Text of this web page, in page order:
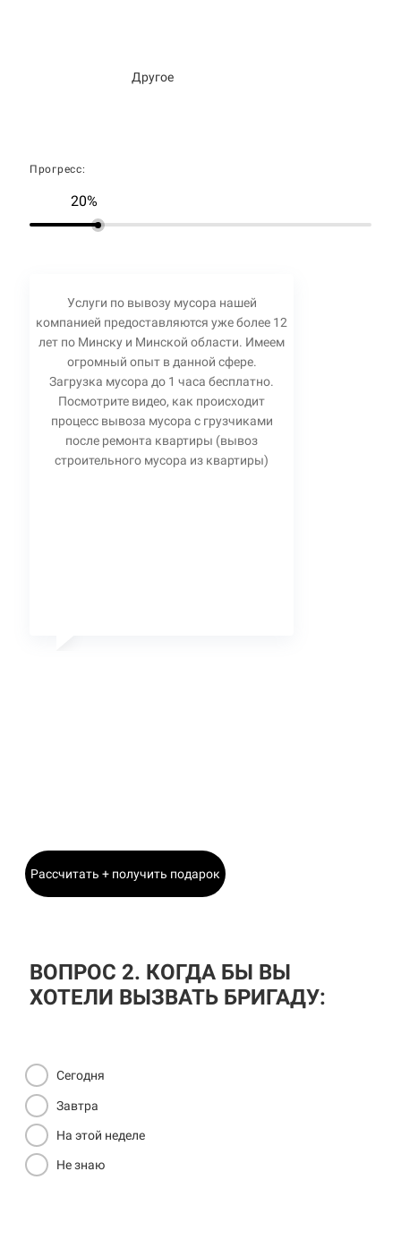
Другое
Прогресс:
20%
Услуги по вывозу мусора нашей
компанией предоставляются уже более 12
лет по Минску и Минской области. Имеем
огромный опыт в данной сфере.
Загрузка мусора до 1 часа бесплатно.
Посмотрите видео, как происходит
процесс вывоза мусора с грузчиками
после ремонта квартиры (вывоз
строительного мусора из квартиры)
Рассчитать + получить подарок
ВОПРОС 2. КОГДА БЫ ВЫ
ХОТЕЛИ ВЫЗВАТЬ БРИГАДУ:
Сегодня
Завтра
На этой неделе
Не знаю